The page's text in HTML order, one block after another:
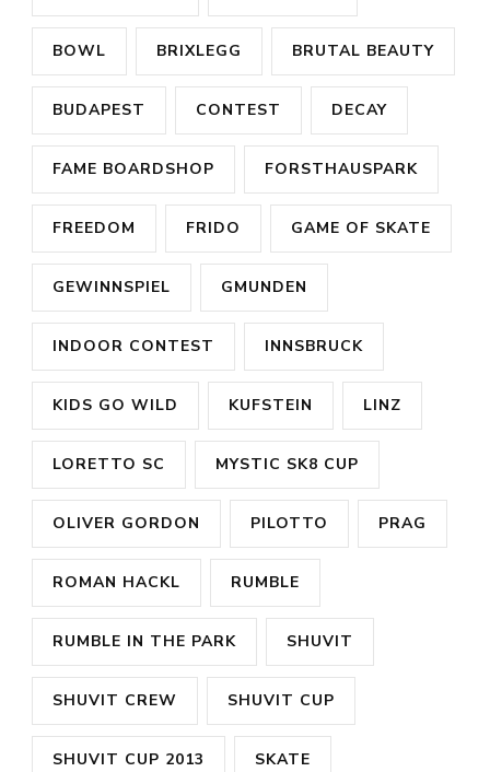
BOWL BRIXLEGG BRUTAL BEAUTY
BUDAPEST CONTEST DECAY
FAME BOARDSHOP FORSTHAUSPARK
FREEDOM FRIDO GAME OF SKATE
GEWINNSPIEL GMUNDEN
INDOOR CONTEST INNSBRUCK
KIDS GO WILD KUFSTEIN LINZ
LORETTO SC MYSTIC SK8 CUP
OLIVER GORDON PILOTTO PRAG
ROMAN HACKL RUMBLE
RUMBLE IN THE PARK SHUVIT
SHUVIT CREW SHUVIT CUP
SHUVIT CUP 2013 SKATE